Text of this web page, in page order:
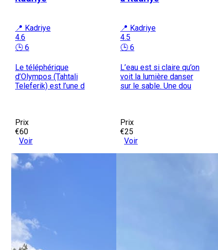
📍 Kadriye
4.6
🕒 6
Le téléphérique
d’Olympos (Tahtali
Teleferik) est l’une d
Prix
€60
Voir
📍 Kadriye
4.5
🕒 6
L’eau est si claire qu’on
voit la lumière danser
sur le sable. Une dou
Prix
€25
Voir